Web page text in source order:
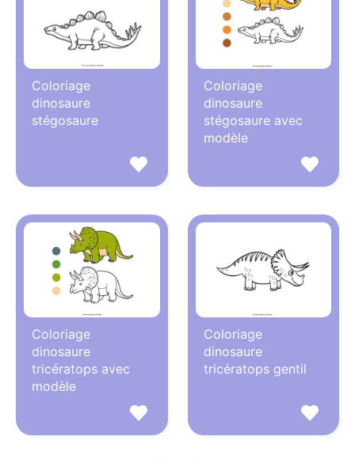
Coloriage
dinosaure
stégosaure
Coloriage
dinosaure
stégosaure avec
modèle
Coloriage
dinosaure
tricératops avec
modèle
Coloriage
dinosaure
tricératops gentil